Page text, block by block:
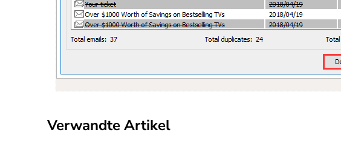
Verwandte Artikel